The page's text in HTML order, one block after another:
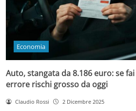
Economia
Auto, stangata da 8.186 euro: se
errore rischi grosso da oggi
Claudio Rossi 2 Dicembre 2025